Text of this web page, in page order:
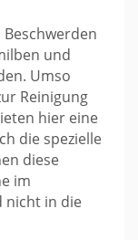
und
Umso
Reinigung
hier eine
die spezielle
diese
im
nicht in die